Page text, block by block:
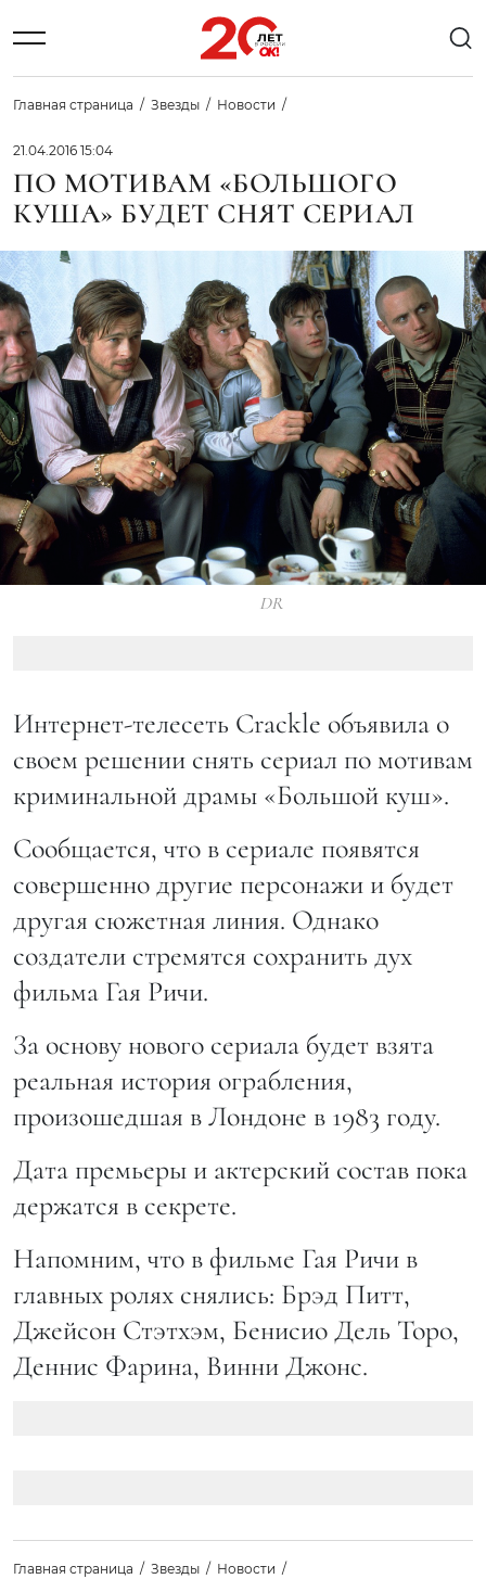
Главная страница Звезды Новости
21.04.2016 15:04
ПО МОТИВАМ «БОЛЬШОГО
КУША» БУДЕТ СНЯТ СЕРИАЛ
DR
Интернет-телесеть Crackle объявила о
своем решении снять сериал по мотивам
криминальной драмы «Большой куш».
Сообщается, что в сериале появятся
совершенно другие персонажи и будет
другая сюжетная линия. Однако
создатели стремятся сохранить дух
фильма Гая Ричи.
За основу нового сериала будет взята
реальная история ограбления,
произошедшая в Лондоне в 1983 году.
Дата премьеры и актерский состав пока
держатся в секрете.
Напомним, что в фильме Гая Ричи в
главных ролях снялись: Брэд Питт,
Джейсон Стэтхэм, Бенисио Дель Торо,
Деннис Фарина, Винни Джонс.
Главная страница Звезды Новости